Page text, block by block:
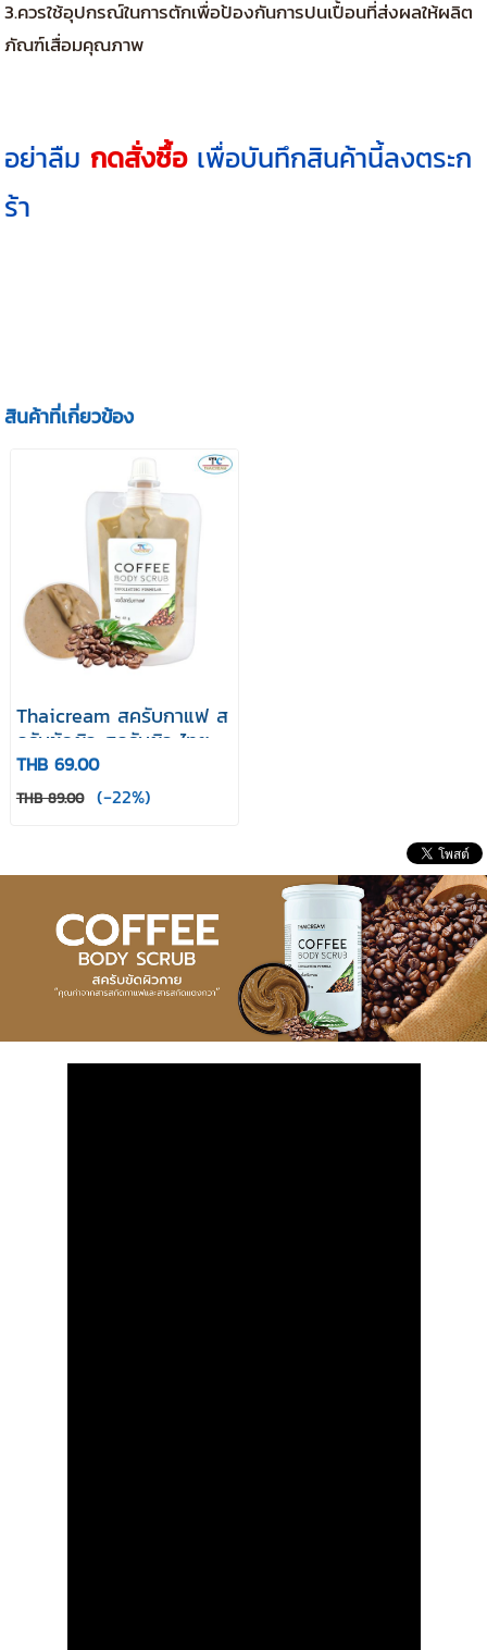
3.ควรใช้อุปกรณ์ในการตักเพื่อป้องกันการปนเปื้อนที่ส่งผลให้ผลิต
ภัณฑ์เสื่อมคุณภาพ
อย่าลืม กดสั่งซื้อ เพื่อบันทึกสินค้านี้ลงตระก
ร้า
สินค้าที่เกี่ยวข้อง
Thaicream สครับกาแฟ ส
ครับขัดผิว สครับผิว ไทย
ครีม ครีมขัดผิว ขัดขี้ไคล
Coffee Body Scrub 40 g
THB 69.00
THB 89.00 (-22%)